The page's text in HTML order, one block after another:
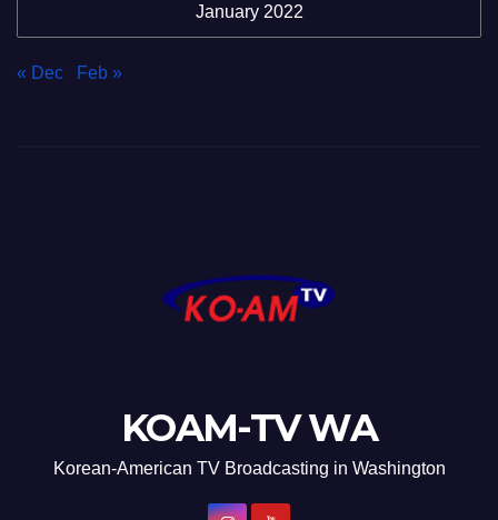
January 2022
« Dec Feb »
KOAM-TV WA
Korean-American TV Broadcasting in Washington